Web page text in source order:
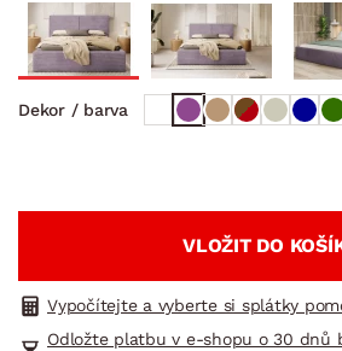
Dekor / barva
VLOŽIT DO
Vypočítejte a vyberte si splátky
Odložte platbu v e-shopu o 30 dnů